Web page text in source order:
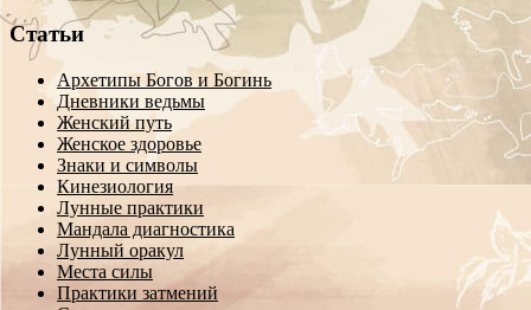
Статьи
Архетипы Богов и Богинь
Дневники ведьмы
Женский путь
Женское здоровье
Знаки и символы
Кинезиология
Лунные практики
Мандала диагностика
Лунный оракул
Места силы
Практики затмений